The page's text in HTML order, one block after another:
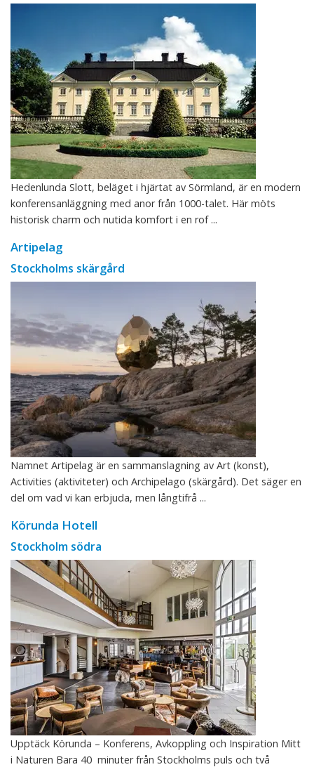
Hedenlunda Slott, beläget i hjärtat av Sörmland, är en modern
konferensanläggning med anor från 1000-talet. Här möts
historisk charm och nutida komfort i en rof ...
Artipelag
Stockholms skärgård
Namnet Artipelag är en sammanslagning av Art (konst),
Activities (aktiviteter) och Archipelago (skärgård). Det säger en
del om vad vi kan erbjuda, men långtifrå ...
Körunda Hotell
Stockholm södra
Upptäck Körunda – Konferens, Avkoppling och Inspiration Mitt
i Naturen Bara 40 minuter från Stockholms puls och två